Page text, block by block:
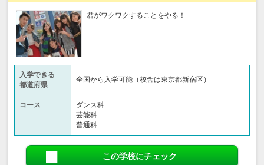
君がワクワクすることをやる！
入学できる
都道府県
全国から入学可能（校舎は東京都新宿区）
コース
ダンス科
芸能科
普通科
この学校にチェック